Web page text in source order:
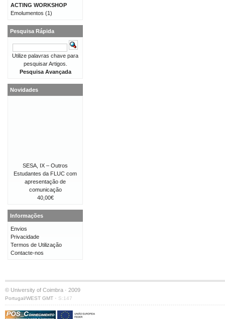
ACTING WORKSHOP
Emolumentos (1)
Pesquisa Rápida
Utilize palavras chave para
pesquisar Artigos.
Pesquisa Avançada
Novidades
SESA, IX – Outros
Estudantes da FLUC com
apresentação de
comunicação
40,00€
Informações
Envios
Privacidade
Termos de Utilização
Contacte-nos
© University of Coimbra · 2009
Portugal/WEST GMT · S:147